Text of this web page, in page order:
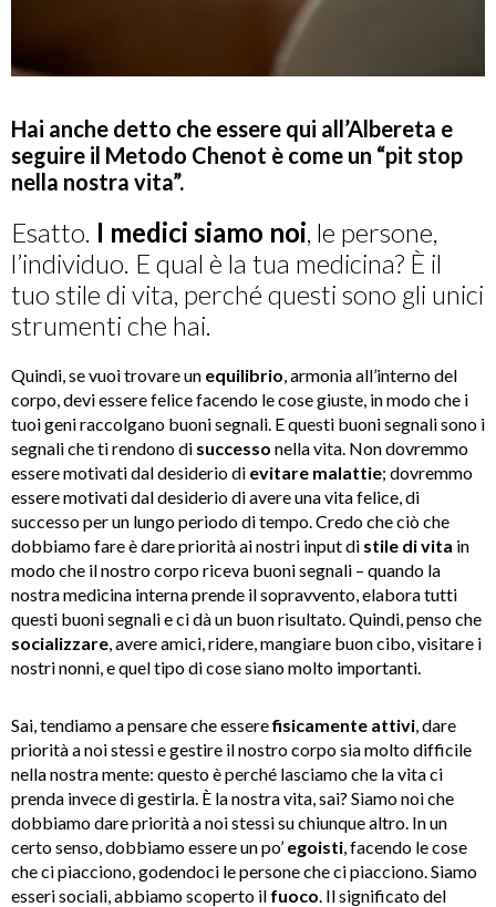
Hai anche detto che essere qui all’Albereta e
seguire il Metodo Chenot è come un “pit stop
nella nostra vita”.
Esatto. I medici siamo noi, le persone,
l’individuo. E qual è la tua medicina? È il
tuo stile di vita, perché questi sono gli unici
strumenti che hai.
Quindi, se vuoi trovare un equilibrio, armonia all’interno del
corpo, devi essere felice facendo le cose giuste, in modo che i
tuoi geni raccolgano buoni segnali. E questi buoni segnali sono i
segnali che ti rendono di successo nella vita. Non dovremmo
essere motivati dal desiderio di evitare malattie; dovremmo
essere motivati dal desiderio di avere una vita felice, di
successo per un lungo periodo di tempo. Credo che ciò che
dobbiamo fare è dare priorità ai nostri input di stile di vita in
modo che il nostro corpo riceva buoni segnali – quando la
nostra medicina interna prende il sopravvento, elabora tutti
questi buoni segnali e ci dà un buon risultato. Quindi, penso che
socializzare, avere amici, ridere, mangiare buon cibo, visitare i
nostri nonni, e quel tipo di cose siano molto importanti.
Sai, tendiamo a pensare che esserefisicamente attivi, dare
priorità a noi stessi e gestire il nostro corpo sia molto difficile
nella nostra mente: questo è perché lasciamo che la vita ci
prenda invece di gestirla. È la nostra vita, sai? Siamo noi che
dobbiamo dare priorità a noi stessi su chiunque altro. In un
certo senso, dobbiamo essere un po’ egoisti, facendo le cose
che ci piacciono, godendoci le persone che ci piacciono. Siamo
esseri sociali, abbiamo scoperto il fuoco. Il significato del